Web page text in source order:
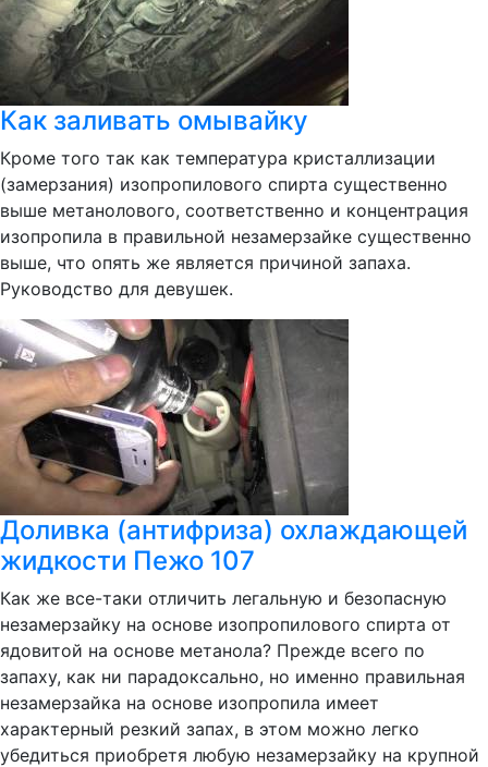
Как заливать омывайку
Кроме того так как температура кристаллизации
(замерзания) изопропилового спирта существенно
выше метанолового, соответственно и концентрация
изопропила в правильной незамерзайке существенно
выше, что опять же является причиной запаха.
Руководство для девушек.
Доливка (антифриза) охлаждающей
жидкости Пежо 107
Как же все-таки отличить легальную и безопасную
незамерзайку на основе изопропилового спирта от
ядовитой на основе метанола? Прежде всего по
запаху, как ни парадоксально, но именно правильная
незамерзайка на основе изопропила имеет
характерный резкий запах, в этом можно легко
убедиться приобретя любую незамерзайку на крупной